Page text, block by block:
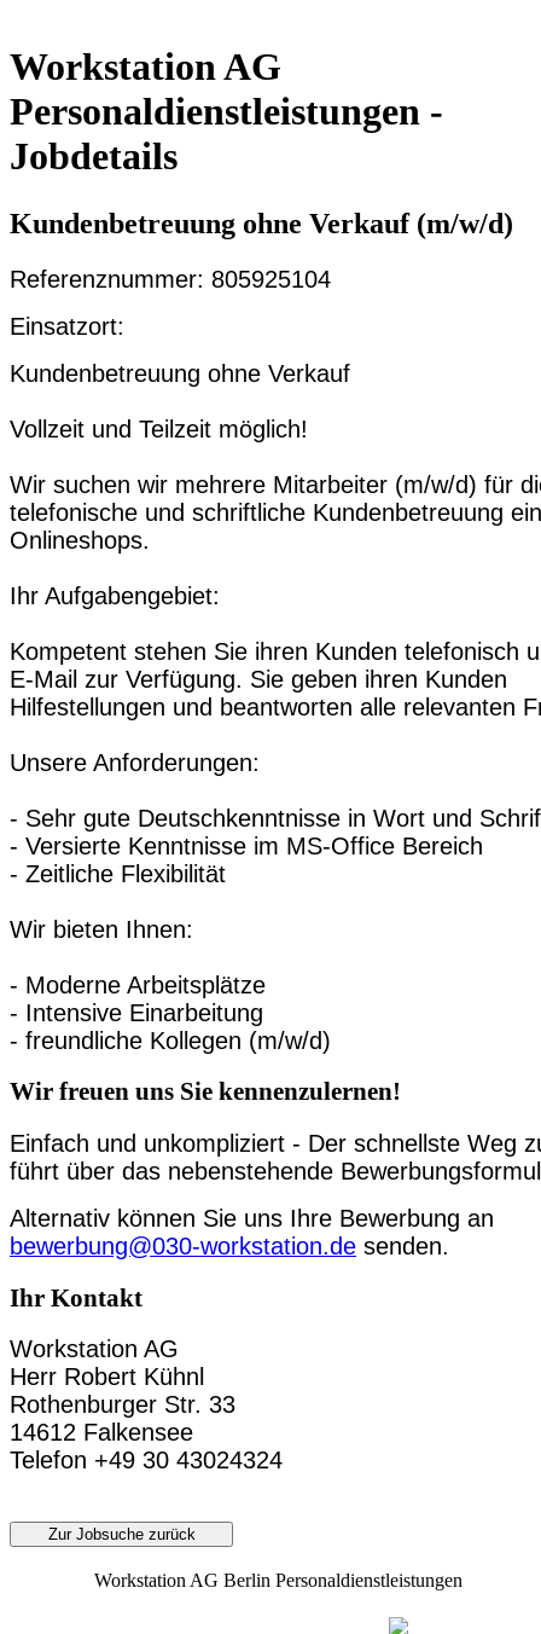
Workstation AG
Personaldienstleistungen -
Jobdetails
Kundenbetreuung ohne Verkauf (m/w/d)
Referenznummer: 805925104
Einsatzort:
Kundenbetreuung ohne Verkauf
Vollzeit und Teilzeit möglich!
Wir suchen wir mehrere Mitarbeiter (m/w/d) für
telefonische und schriftliche Kundenbetreuung
Onlineshops.
Ihr Aufgabengebiet:
Kompetent stehen Sie ihren Kunden telefonisch
E-Mail zur Verfügung. Sie geben ihren Kunden
Hilfestellungen und beantworten alle relevanten
Unsere Anforderungen:
- Sehr gute Deutschkenntnisse in Wort und
- Versierte Kenntnisse im MS-Office Bereich
- Zeitliche Flexibilität
Wir bieten Ihnen:
- Moderne Arbeitsplätze
- Intensive Einarbeitung
- freundliche Kollegen (m/w/d)
Wir freuen uns Sie kennenzulernen!
Einfach und unkompliziert - Der schnellste Weg
führt über das nebenstehende
Alternativ können Sie uns Ihre Bewerbung an
bewerbung@030-workstation.de senden.
Ihr Kontakt
Workstation AG
Herr Robert Kühnl
Rothenburger Str. 33
14612 Falkensee
Telefon +49 30 43024324
Zur Jobsuche zurück
Workstation AG Berlin Personaldienstleistungen